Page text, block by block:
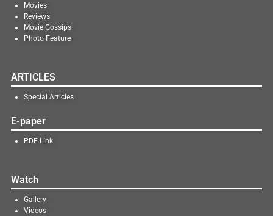
Movies
Reviews
Movie Gossips
Photo Feature
ARTICLES
Special Articles
E-paper
PDF Link
Watch
Gallery
Videos